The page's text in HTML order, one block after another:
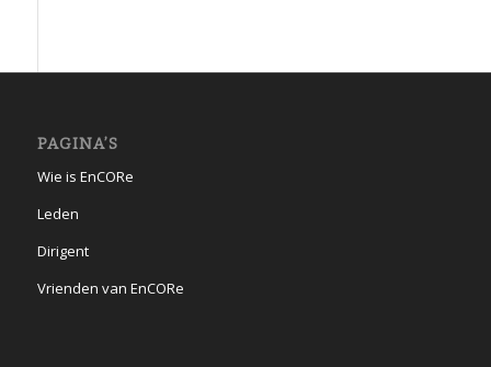
PAGINA’S
Wie is EnCORe
Leden
Dirigent
Vrienden van EnCORe